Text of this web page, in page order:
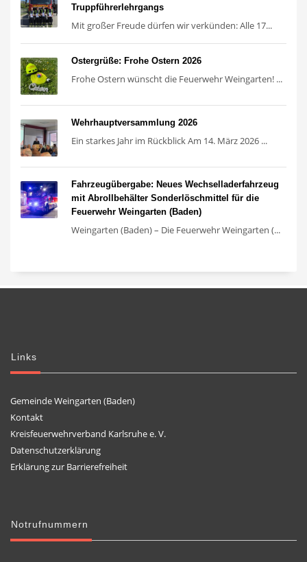
Truppführerlehrgangs
Mit großer Freude dürfen wir verkünden: Alle 17...
Ostergrüße: Frohe Ostern 2026
Frohe Ostern wünscht die Feuerwehr Weingarten! ...
Wehrhauptversammlung 2026
Ein starkes Jahr im Rückblick Am 14. März 2026 ...
Fahrzeugübergabe: Neues Wechselladerfahrzeug
mit Abrollbehälter Sonderlöschmittel für die
Feuerwehr Weingarten (Baden)
Weingarten (Baden) – Die Feuerwehr Weingarten (...
Links
Gemeinde Weingarten (Baden)
Kontakt
Kreisfeuerwehrverband Karlsruhe e. V.
Datenschutzerklärung
Erklärung zur Barrierefreiheit
Notrufnummern